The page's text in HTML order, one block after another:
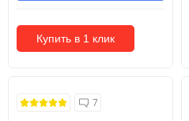
Купить в 1 клик
7